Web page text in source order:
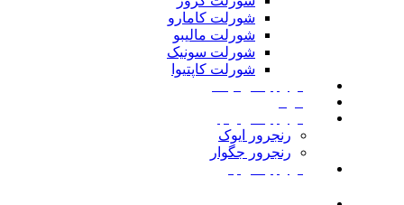
شورلت کامارو
شورلت مالیبو
شورلت سونیک
شورلت کاپتیوا
رنجرور ایوک
رنجرور جگوار